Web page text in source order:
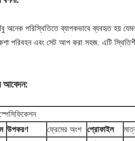
অনেক পরিস্থিতিতে ব্যাপকভাবে ব্যবহৃত হয়
পরিবহন এবং সেট আপ করা সহজ. এটি
আবেদন:
উপকরণ ফ্রেমের অংশ প্রোফাইল